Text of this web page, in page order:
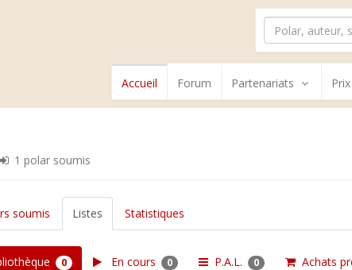
Accueil Forum Partenariats
1 polar soumis
soumis Listes Statistiques
0 En cours 0 P.A.L. 0 Achats